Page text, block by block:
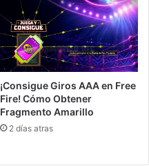
¡Consigue Giros AAA en Free
Fire! Cómo Obtener
Fragmento Amarillo
2 días atras